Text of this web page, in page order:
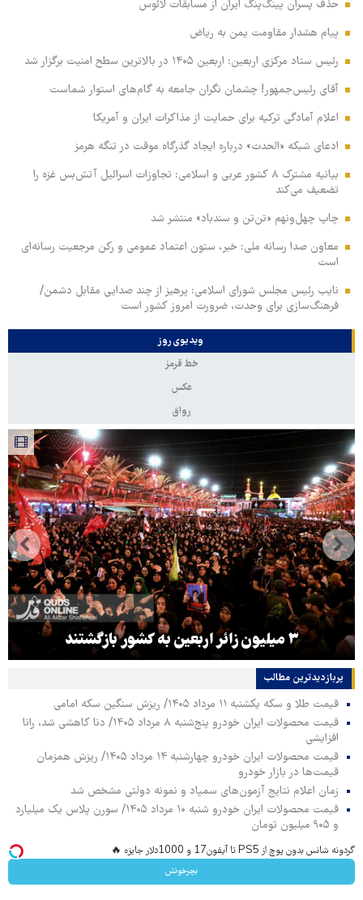
حذف پسران پینگ‌پنگ ایران از مسابقات لائوس
پیام هشدار مقاومت یمن به ریاض
رئیس ستاد مرکزی اربعین: اربعین ۱۴۰۵ در بالاترین سطح امنیت برگزار شد
آقای رئیس‌جمهور! چشمان نگران جامعه به گام‌های استوار شماست
اعلام آمادگی ترکیه برای حمایت از مذاکرات ایران و آمریکا
ادعای شبکه «الحدث» درباره ایجاد گذرگاه موقت در تنگه هرمز
بیانیه مشترک ۸ کشور عربی و اسلامی: تجاوزات اسرائیل آتش‌بس غزه را
تضعیف می‌کند
چاپ چهل‌ونهم «تن‌تن و سندباد» منتشر شد
معاون صدا رسانه ملی: خبر، ستون اعتماد عمومی و رکن مرجعیت رسانه‌ای
است
نایب رئیس مجلس شورای اسلامی: پرهیز از چند صدایی مقابل دشمن/
فرهنگ‌سازی برای وحدت، ضرورت امروز کشور است
ویدیوی روز
خط قرمز
عکس
رواق
۳ میلیون زائر اربعین به کشور بازگشتند
پربازدیدترین‌ مطالب
قیمت طلا و سکه یکشنبه ۱۱ مرداد ۱۴۰۵/ ریزش سنگین سکه امامی
قیمت محصولات ایران خودرو پنج‌شنبه ۸ مرداد ۱۴۰۵/ دنا کاهشی شد، رانا
افزایشی
قیمت محصولات ایران خودرو چهارشنبه ۱۴ مرداد ۱۴۰۵/ ریزش همزمان
قیمت‌ها در بازار خودرو
زمان اعلام نتایج آزمون‌های سمپاد و نمونه دولتی مشخص شد
قیمت محصولات ایران خودرو شنبه ۱۰ مرداد ۱۴۰۵/ سورن پلاس یک میلیارد
و ۹۰۵ میلیون تومان
گردونه شانس بدون پوچ از PS5 تا آیفون17 و 1000دلار جایزه 🔥
بچرخونش